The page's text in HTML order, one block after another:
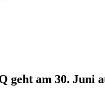
geht am 30. Juni